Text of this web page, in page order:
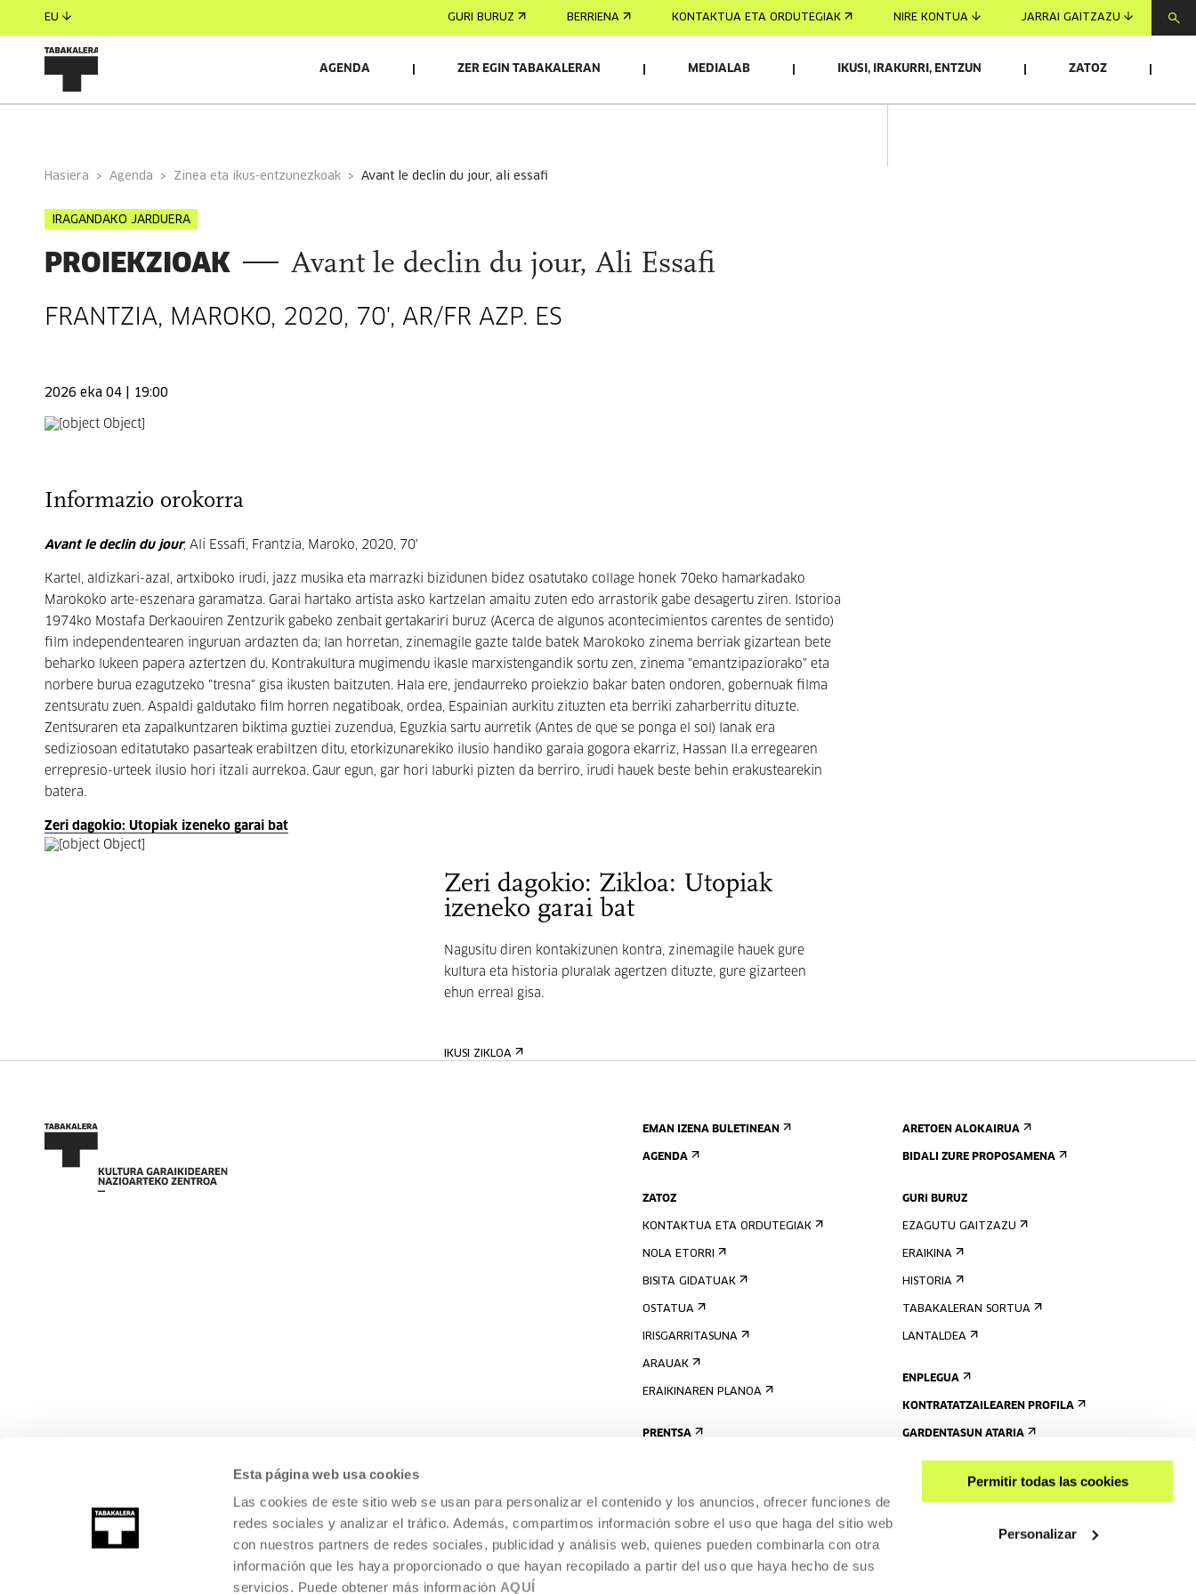
Esta página web usa cookies
Las cookies de este sitio web se usan para personalizar el contenido y los anuncios, ofrecer funciones de
redes sociales y analizar el tráfico. Además, compartimos información sobre el uso que haga del sitio web
con nuestros partners de redes sociales, publicidad y análisis web, quienes pueden combinarla con otra
información que les haya proporcionado o que hayan recopilado a partir del uso que haya hecho de sus
servicios. Puede obtener más información AQUÍ
Permitir todas las cookies
Personalizar
EU GURI BURUZ BERRIENA KONTAKTUA ETA ORDUTEGIAK NIRE KONTUA JARRAI GAITZAZU
AGENDA ZER EGIN TABAKALERAN MEDIALAB IKUSI, IRAKURRI, ENTZUN ZATOZ
Hasiera Agenda Zinea eta ikus-entzunezkoak avant le declin du jour, ali essafi
IRAGANDAKO JARDUERA
PROIEKZIOAK Avant le declin du jour, Ali Essafi
FRANTZIA, MAROKO, 2020, 70', AR/FR AZP. ES
2026 eka 04 | 19:00
Informazio orokorra
Avant le declin du jour, Ali Essafi, Frantzia, Maroko, 2020, 70'
Kartel, aldizkari-azal, artxiboko irudi, jazz musika eta marrazki bizidunen bidez osatutako collage honek 70eko hamarkadako
Marokoko arte-eszenara garamatza. Garai hartako artista asko kartzelan amaitu zuten edo arrastorik gabe desagertu ziren. Istorioa
1974ko Mostafa Derkaouiren Zentzurik gabeko zenbait gertakariri buruz (Acerca de algunos acontecimientos carentes de sentido)
film independentearen inguruan ardazten da; lan horretan, zinemagile gazte talde batek Marokoko zinema berriak gizartean bete
beharko lukeen papera aztertzen du. Kontrakultura mugimendu ikasle marxistengandik sortu zen, zinema "emantzipaziorako" eta
norbere burua ezagutzeko "tresna" gisa ikusten baitzuten. Hala ere, jendaurreko proiekzio bakar baten ondoren, gobernuak filma
zentsuratu zuen. Aspaldi galdutako film horren negatiboak, ordea, Espainian aurkitu zituzten eta berriki zaharberritu dituzte.
Zentsuraren eta zapalkuntzaren biktima guztiei zuzendua, Eguzkia sartu aurretik (Antes de que se ponga el sol) lanak era
sediziosoan editatutako pasarteak erabiltzen ditu, etorkizunarekiko ilusio handiko garaia gogora ekarriz, Hassan II.a erregearen
errepresio-urteek ilusio hori itzali aurrekoa. Gaur egun, gar hori laburki pizten da berriro, irudi hauek beste behin erakustearekin
batera.
Zeri dagokio: Utopiak izeneko garai bat
Zeri dagokio: Zikloa: Utopiak
izeneko garai bat
Nagusitu diren kontakizunen kontra, zinemagile hauek gure
kultura eta historia pluralak agertzen dituzte, gure gizarteen
ehun erreal gisa.
IKUSI ZIKLOA
EMAN IZENA BULETINEAN
AGENDA
ZATOZ
KONTAKTUA ETA ORDUTEGIAK
NOLA ETORRI
BISITA GIDATUAK
OSTATUA
IRISGARRITASUNA
ARAUAK
ERAIKINAREN PLANOA
PRENTSA
ARETOEN ALOKAIRUA
BIDALI ZURE PROPOSAMENA
GURI BURUZ
EZAGUTU GAITZAZU
ERAIKINA
HISTORIA
TABAKALERAN SORTUA
LANTALDEA
ENPLEGUA
KONTRATATZAILEAREN PROFILA
GARDENTASUN ATARIA